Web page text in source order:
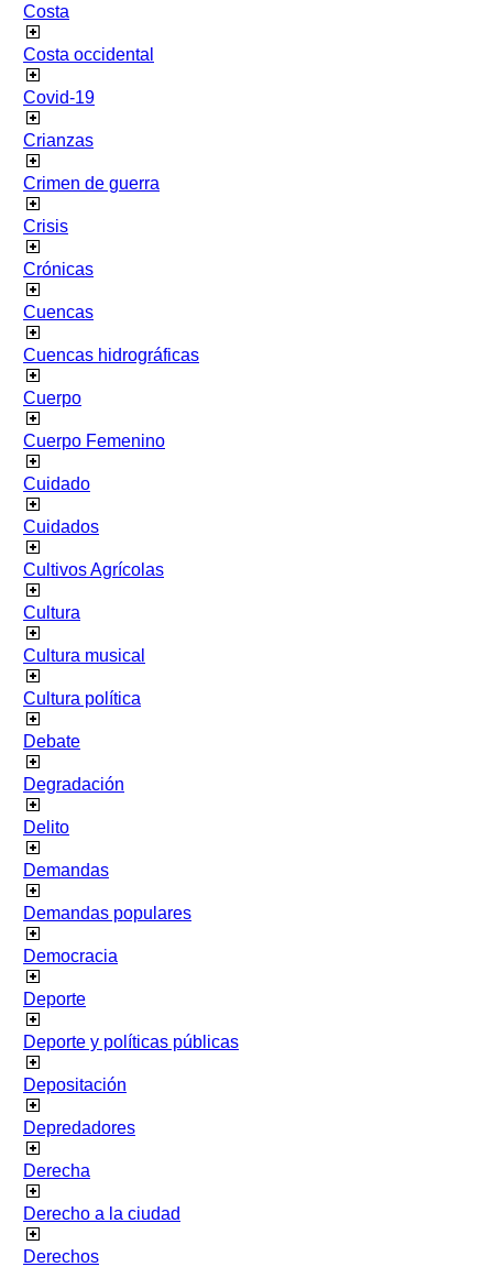
Costa
Costa occidental
Covid-19
Crianzas
Crimen de guerra
Crisis
Crónicas
Cuencas
Cuencas hidrográficas
Cuerpo
Cuerpo Femenino
Cuidado
Cuidados
Cultivos Agrícolas
Cultura
Cultura musical
Cultura política
Debate
Degradación
Delito
Demandas
Demandas populares
Democracia
Deporte
Deporte y políticas públicas
Depositación
Depredadores
Derecha
Derecho a la ciudad
Derechos